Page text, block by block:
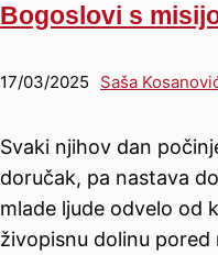
Bogoslovi s
17/03/2025 Saša
Svaki njihov dan
doručak, pa nastava
mlade ljude odvelo od
živopisnu dolinu pored